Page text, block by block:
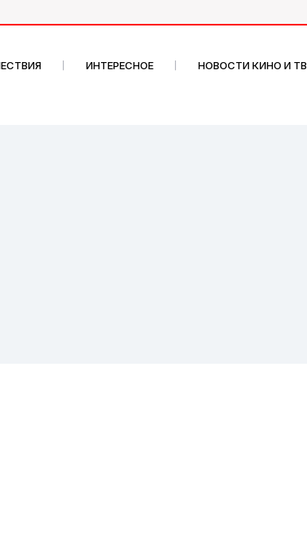
ИНТЕРЕСНОЕ НОВОСТИ КИНО И ТВ